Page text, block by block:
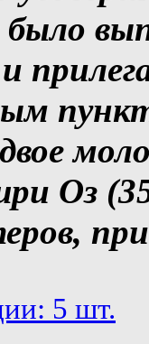
было
Оз
5 шт.